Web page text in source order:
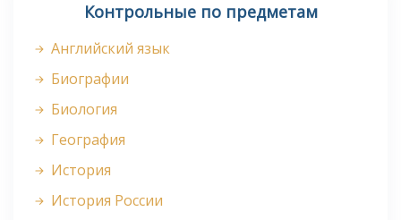
Контрольные по предметам
Английский язык
Биографии
Биология
География
История
История России